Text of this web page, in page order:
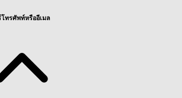
โทรศัพท์หรืออีเมล